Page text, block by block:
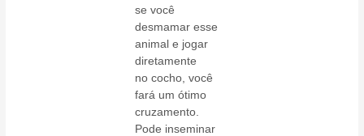
se você
desmamar esse
animal e jogar
diretamente
no cocho, você
fará um ótimo
cruzamento.
Pode inseminar